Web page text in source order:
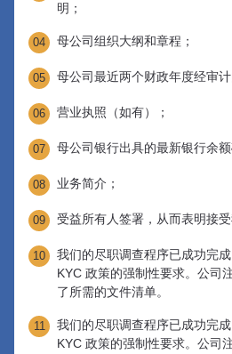
明；
04 母公司组织大纲和章程；
05 母公司最近两个财政年度经审计
06 营业执照（如有）；
07 母公司银行出具的最新银行余额
08 业务简介；
09 受益所有人签署，从而表明接
10
我们的尽职调查程序已成功完
KYC 政策的强制性要求。公司
了所需的文件清单。
11
我们的尽职调查程序已成功完
KYC 政策的强制性要求。公司